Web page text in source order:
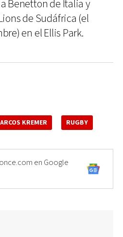
Benetton de Italia y
de Sudáfrica (el
en el Ellis Park.
KREMER RUGBY
en Google